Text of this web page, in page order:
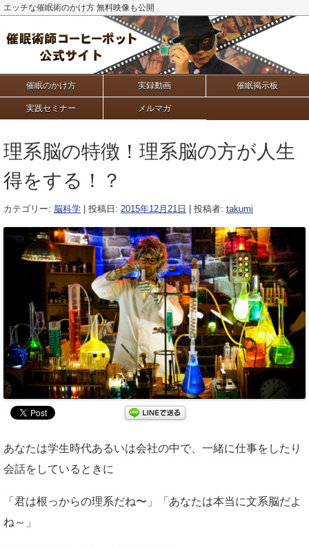
エッチな催眠術のかけ方 無料映像も公開
催眠のかけ方 実録動画 催眠掲示板
実践セミナー メルマガ
理系脳の特徴！理系脳の方が人生
得をする！？
カテゴリー: 脳科学 | 投稿日: 2015年12月21日 投稿者: takumi
あなたは学生時代あるいは会社の中で、一緒に仕事をしたり
会話をしているときに
「君は根っからの理系だね〜」「あなたは本当に文系脳だよ
ね～」